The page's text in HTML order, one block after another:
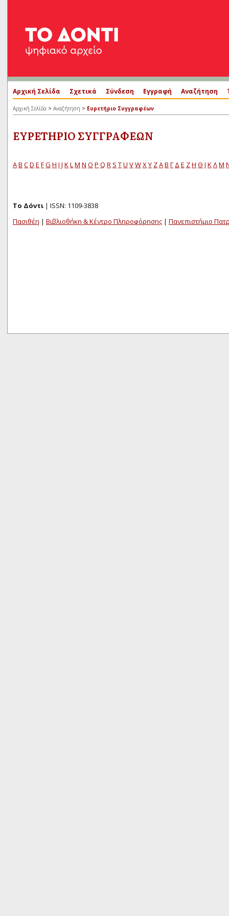
Αρχική Σελίδα Σχετικά Σύνδεση Εγγραφή Αναζήτηση
Αρχική Σελίδα > Αναζήτηση > Ευρετήριο Συγγραφέων
ΕΥΡΕΤΉΡΙΟ ΣΥΓΓΡΑΦΈΩΝ
AB CD E FG H I J KLM N O P Q R S TU VWXY ZΑΒ Γ Δ Ε ΖΗ Θ Ι ΚΛΜ
Το Δόντι | ISSN: 1109-3838
Πασιθέη | Βιβλιοθήκη & Κέντρο Πληροφόρησης | Πανεπιστήμιο